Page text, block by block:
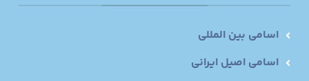
اسامی بین المللی
اسامی اصیل ایرانی